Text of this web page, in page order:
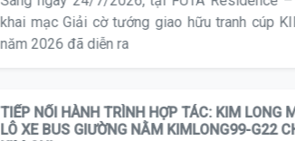
Sáng ngày 24/7/2026, tại FUTA Residence
khai mạc Giải cờ tướng giao hữu tranh cúp
năm 2026 đã diễn ra
TIẾP NỐI HÀNH TRÌNH HỢP TÁC: KIM LONG